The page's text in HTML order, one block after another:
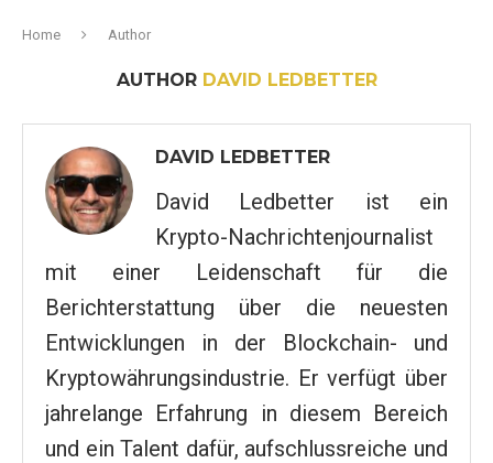
Home Author
AUTHOR DAVID LEDBETTER
DAVID LEDBETTER
David Ledbetter ist ein
Krypto-Nachrichtenjournalist
mit einer Leidenschaft für die
Berichterstattung über die neuesten
Entwicklungen in der Blockchain- und
Kryptowährungsindustrie. Er verfügt über
jahrelange Erfahrung in diesem Bereich
und ein Talent dafür, aufschlussreiche und